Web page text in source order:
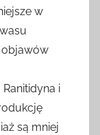
w
objawów
: Ranitidyna i
są mniej